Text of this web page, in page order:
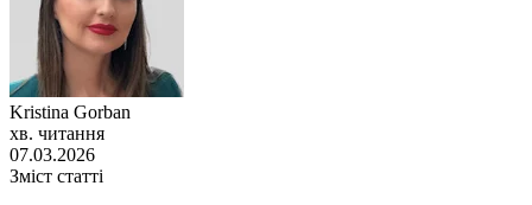
Kristina Gorban
хв. читання
07.03.2026
Зміст статті